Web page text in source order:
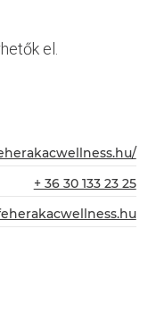
el.
+ 36 30 133 23 25